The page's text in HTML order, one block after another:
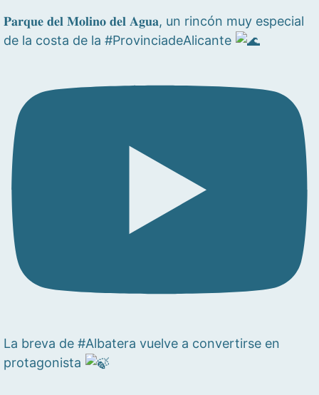
𝐏𝐚𝐫𝐪𝐮𝐞 𝐝𝐞𝐥 𝐌𝐨𝐥𝐢𝐧𝐨 𝐝𝐞𝐥 𝐀𝐠𝐮𝐚, un rincón muy especial
de la costa de la #ProvinciadeAlicante
La breva de #Albatera vuelve a convertirse en
protagonista